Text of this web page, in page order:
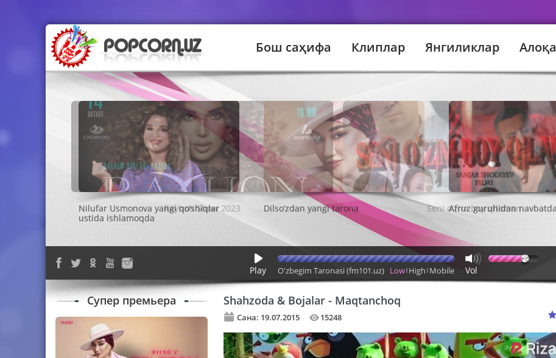
Бош саҳифа Клиплар Янгиликлар Алоқа
Rayhon Show 2023 Seni o'zim boy qilaman
Play Low High Mobile
O'zbegim Taronasi (fm101.uz) Vol
Shahzoda & Bojalar - Maqtanchoq
Сана: 19.07.2015 15248
Супер премьера